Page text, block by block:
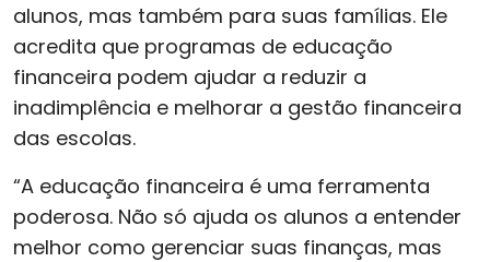
alunos, mas também para suas famílias. Ele
acredita que programas de educação
financeira podem ajudar a reduzir a
inadimplência e melhorar a gestão financeira
das escolas.
“A educação financeira é uma ferramenta
poderosa. Não só ajuda os alunos a entender
melhor como gerenciar suas finanças, mas